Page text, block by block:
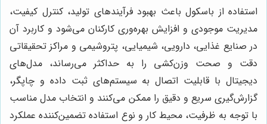
استفاده از باسکول باعث بهبود فرآیندهای تولید، کنترل کیفیت،
مدیریت موجودی و افزایش بهره‌وری کارکنان می‌شود و کاربرد آن
در صنایع غذایی، دارویی، شیمیایی، پتروشیمی و مراکز تحقیقاتی
دقت و صحت وزن‌کشی را به حداکثر می‌رساند، مدل‌های
دیجیتال با قابلیت اتصال به سیستم‌های ثبت داده و چاپگر،
گزارش‌گیری سریع و دقیق را ممکن می‌کنند و انتخاب مدل مناسب
با توجه به ظرفیت، محیط کار و نوع استفاده تضمین‌کننده عملکرد